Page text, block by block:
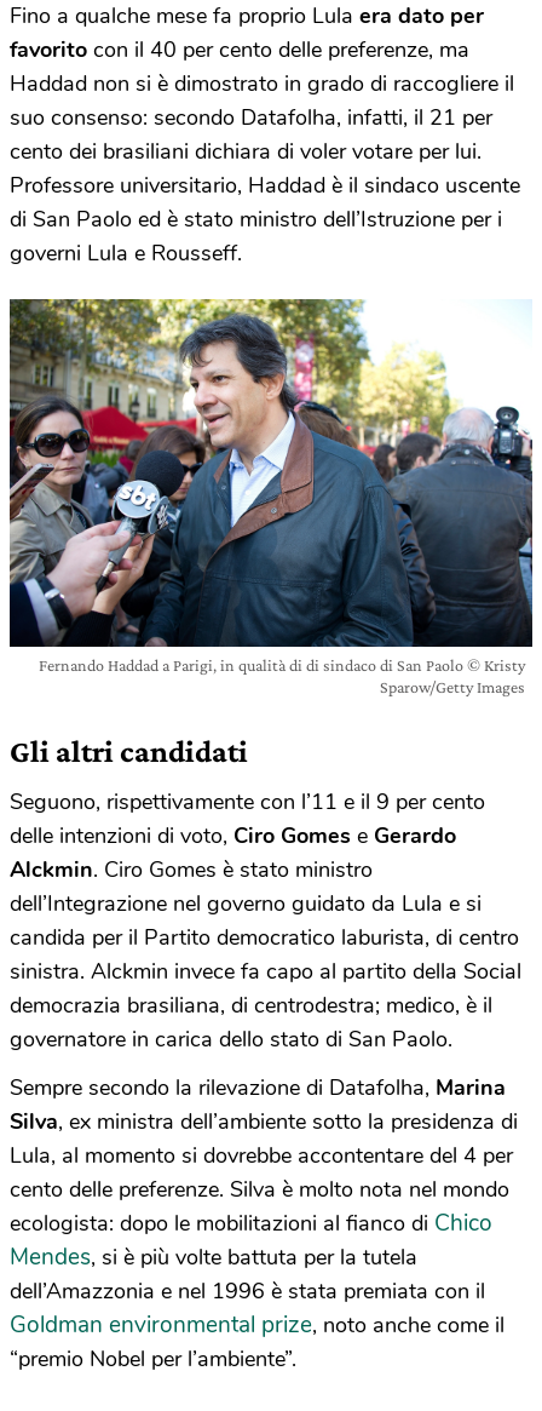
Fino a qualche mese fa proprio Lula era dato per
favorito con il 40 per cento delle preferenze, ma
Haddad non si è dimostrato in grado di raccogliere il
suo consenso: secondo Datafolha, infatti, il 21 per
cento dei brasiliani dichiara di voler votare per lui.
Professore universitario, Haddad è il sindaco uscente
di San Paolo ed è stato ministro dell’Istruzione per i
governi Lula e Rousseff.
Fernando Haddad a Parigi, in qualità di di sindaco di San Paolo © Kristy
Sparow/Getty Images
Gli altri candidati
Seguono, rispettivamente con l’11 e il 9 per cento
delle intenzioni di voto, Ciro Gomes e Gerardo
Alckmin. Ciro Gomes è stato ministro
dell’Integrazione nel governo guidato da Lula e si
candida per il Partito democratico laburista, di centro
sinistra. Alckmin invece fa capo al partito della Social
democrazia brasiliana, di centrodestra; medico, è il
governatore in carica dello stato di San Paolo.
Sempre secondo la rilevazione di Datafolha, Marina
Silva, ex ministra dell’ambiente sotto la presidenza di
Lula, al momento si dovrebbe accontentare del 4 per
cento delle preferenze. Silva è molto nota nel mondo
ecologista: dopo le mobilitazioni al fianco di Chico
Mendes, si è più volte battuta per la tutela
dell’Amazzonia e nel 1996 è stata premiata con il
Goldman environmental prize, noto anche come il
“premio Nobel per l’ambiente”.